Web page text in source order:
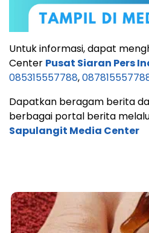
Untuk informasi, dapat
Center Pusat Siaran Pers
085315557788,
Dapatkan beragam berita
berbagai portal berita
Sapulangit Media Center